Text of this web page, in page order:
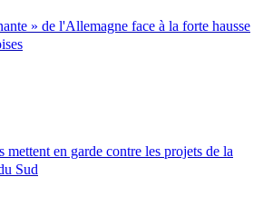
» de l'Allemagne face à la forte hausse
mettent en garde contre les projets de la
Sud